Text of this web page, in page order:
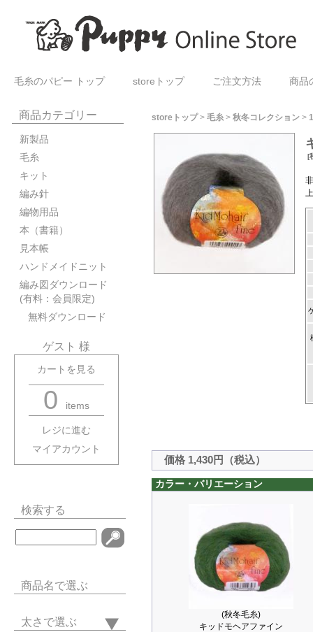
毛糸のパピー トップ storeトップ ご注文方法 商品
商品カテゴリー
新製品
毛糸
キット
編み針
編物用品
本（書籍）
見本帳
ハンドメイドニット
編み図ダウンロード
(有料：会員限定)
無料ダウンロード
ゲスト 様
カートを見る
0 items
レジに進む
マイアカウント
検索する
商品名で選ぶ
太さで選ぶ
storeトップ> 毛糸 > 秋冬コレクション >
[
価格 1,430円（税込）
カラー・バリエーション
(秋冬毛糸)
キッドモヘアファイン